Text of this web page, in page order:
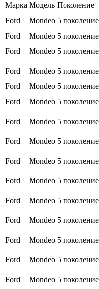
Марка Модель Поколение
Ford
Mondeo 5 поколение
Ford
Mondeo 5 поколение
Ford
Mondeo 5 поколение
Ford
Mondeo 5 поколение
Ford
Mondeo 5 поколение
Ford
Mondeo 5 поколение
Ford
Mondeo 5 поколение
Ford
Mondeo 5 поколение
Ford
Mondeo 5 поколение
Ford
Mondeo 5 поколение
Ford
Mondeo 5 поколение
Ford
Mondeo 5 поколение
Ford
Mondeo 5 поколение
Ford
Mondeo 5 поколение
Ford
Mondeo 5 поколение